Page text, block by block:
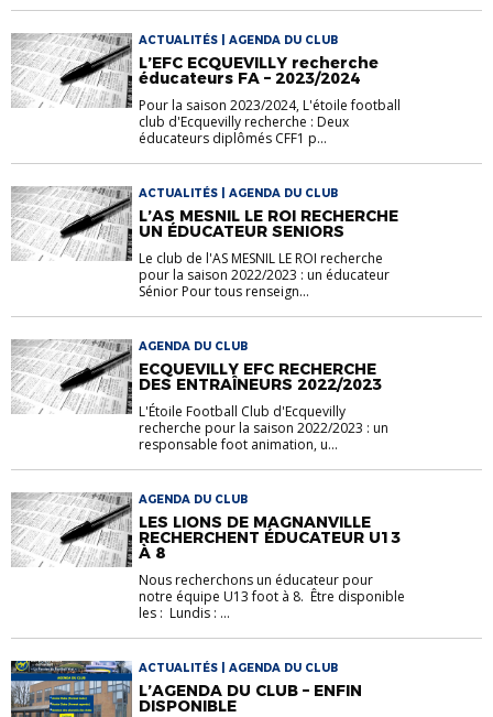
ACTUALITÉS | AGENDA DU CLUB
L’EFC ECQUEVILLY recherche
éducateurs FA – 2023/2024
Pour la saison 2023/2024, L'étoile football
club d'Ecquevilly recherche : Deux
éducateurs diplômés CFF1 p...
ACTUALITÉS | AGENDA DU CLUB
L’AS MESNIL LE ROI RECHERCHE
UN ÉDUCATEUR SENIORS
Le club de l'AS MESNIL LE ROI recherche
pour la saison 2022/2023 : un éducateur
Sénior Pour tous renseign...
AGENDA DU CLUB
ECQUEVILLY EFC RECHERCHE
DES ENTRAÎNEURS 2022/2023
L'Étoile Football Club d'Ecquevilly
recherche pour la saison 2022/2023 : un
responsable foot animation, u...
AGENDA DU CLUB
LES LIONS DE MAGNANVILLE
RECHERCHENT ÉDUCATEUR U13
À 8
Nous recherchons un éducateur pour
notre équipe U13 foot à 8. Être disponible
les : Lundis : ...
ACTUALITÉS | AGENDA DU CLUB
L’AGENDA DU CLUB – ENFIN
DISPONIBLE